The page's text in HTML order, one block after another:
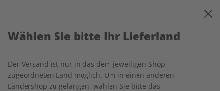
Startseite écoute Produkte
Produkte
Wählen Sie bitte Ihr Lieferland
Der Versand ist nur in das dem jeweiligen Shop
zugeordneten Land möglich. Um in einen anderen
Ländershop zu gelangen, wählen Sie bitte das